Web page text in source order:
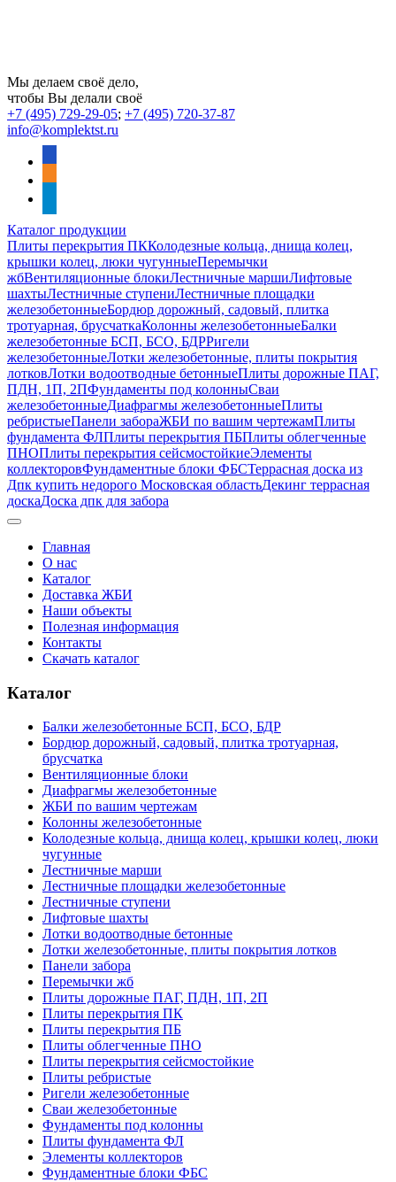
Мы делаем своё дело,
чтобы Вы делали своё
+7 (495) 729-29-05; +7 (495) 720-37-87
info@komplektst.ru
Каталог продукции
Плиты перекрытия ПККолодезные кольца, днища колец,
крышки колец, люки чугунныеПеремычки
жбВентиляционные блокиЛестничные маршиЛифтовые
шахтыЛестничные ступениЛестничные площадки
железобетонныеБордюр дорожный, садовый, плитка
тротуарная, брусчаткаКолонны железобетонныеБалки
железобетонные БСП, БСО, БДРРигели
железобетонныеЛотки железобетонные, плиты покрытия
лотковЛотки водоотводные бетонныеПлиты дорожные ПАГ,
ПДН, 1П, 2ПФундаменты под колонныСваи
железобетонныеДиафрагмы железобетонныеПлиты
ребристыеПанели забораЖБИ по вашим чертежамПлиты
фундамента ФЛПлиты перекрытия ПБПлиты облегченные
ПНОПлиты перекрытия сейсмостойкиеЭлементы
коллекторовФундаментные блоки ФБСТеррасная доска из
Дпк купить недорого Московская областьДекинг террасная
доскаДоска дпк для забора
Главная
О нас
Каталог
Доставка ЖБИ
Наши объекты
Полезная информация
Контакты
Скачать каталог
Каталог
Балки железобетонные БСП, БСО, БДР
Бордюр дорожный, садовый, плитка тротуарная,
брусчатка
Вентиляционные блоки
Диафрагмы железобетонные
ЖБИ по вашим чертежам
Колонны железобетонные
Колодезные кольца, днища колец, крышки колец, люки
чугунные
Лестничные марши
Лестничные площадки железобетонные
Лестничные ступени
Лифтовые шахты
Лотки водоотводные бетонные
Лотки железобетонные, плиты покрытия лотков
Панели забора
Перемычки жб
Плиты дорожные ПАГ, ПДН, 1П, 2П
Плиты перекрытия ПК
Плиты перекрытия ПБ
Плиты облегченные ПНО
Плиты перекрытия сейсмостойкие
Плиты ребристые
Ригели железобетонные
Сваи железобетонные
Фундаменты под колонны
Плиты фундамента ФЛ
Элементы коллекторов
Фундаментные блоки ФБС